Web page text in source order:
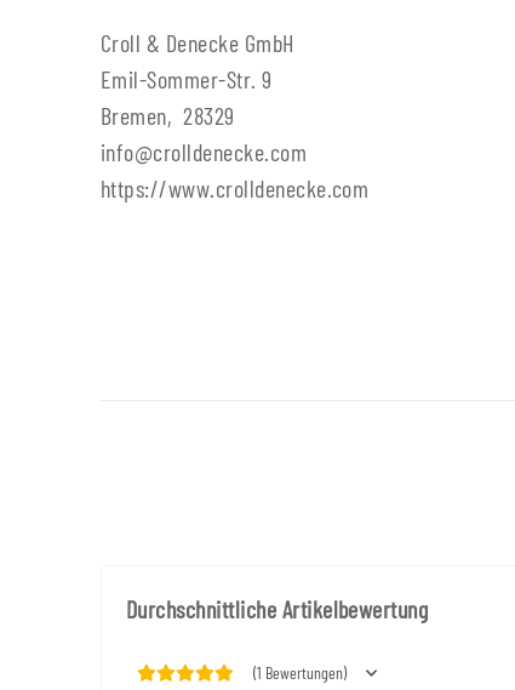
Croll & Denecke GmbH
Emil-Sommer-Str. 9
Bremen, 28329
info@crolldenecke.com
https://www.crolldenecke.com
Durchschnittliche Artikelbewertung
(1 Bewertungen)